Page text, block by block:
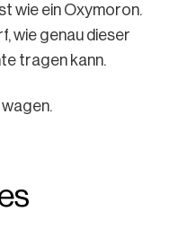
wie ein Oxymoron.
wie genau dieser
tragen kann.
wagen.